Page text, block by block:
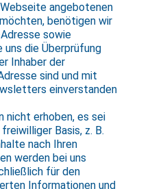
angebotenen
benötigen wir
sowie
uns die Überprüfung
Inhaber der
sind und mit
einverstanden
nicht erhoben, es sei
Basis, z. B.
nach Ihren
werden bei uns
für den
Informationen und